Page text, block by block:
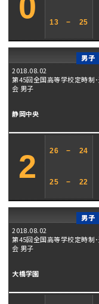
13 − 25
2018.08.02
第45回全国高等学校定時制
会 男子
静岡中央
2 26 − 24
25 − 22
2018.08.02
第45回全国高等学校定時制
会 男子
大橋学園